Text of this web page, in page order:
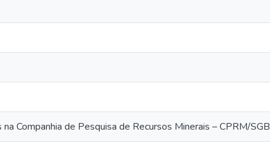
Companhia de Pesquisa de Recursos Minerais – CPRM/SGB